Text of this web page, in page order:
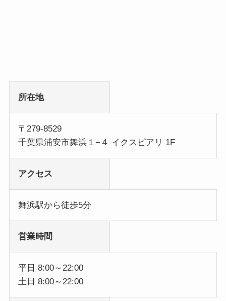
所在地
〒279-8529
千葉県浦安市舞浜１−４ イクスピアリ 1F
アクセス
舞浜駅から徒歩5分
営業時間
平日 8:00～22:00
土日 8:00～22:00